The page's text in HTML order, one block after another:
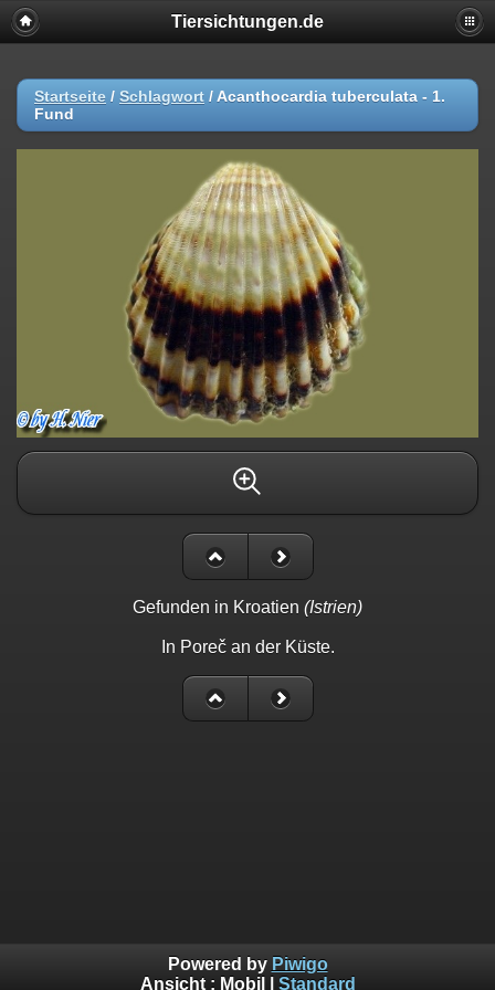
Tiersichtungen.de
Startseite / Schlagwort / Acanthocardia tuberculata - 1.
Fund
Gefunden in Kroatien (Istrien)
In Poreč an der Küste.
Powered by Piwigo
Ansicht : Mobil Standard